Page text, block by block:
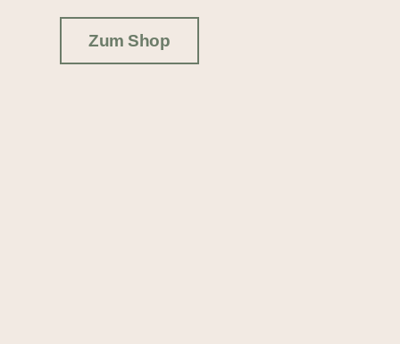
Zum Shop